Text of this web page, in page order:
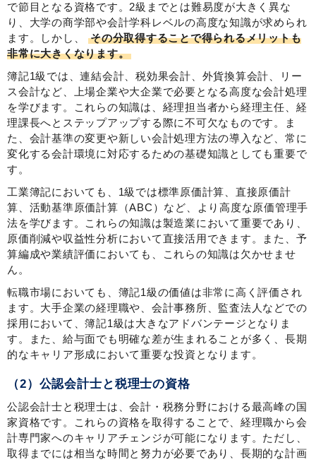
で節目となる資格です。2級までとは難易度が大きく異な
り、大学の商学部や会計学科レベルの高度な知識が求められ
ます。しかし、
その分取得することで得られるメリットも
非常に大きくなります。
簿記1級では、連結会計、税効果会計、外貨換算会計、リー
ス会計など、上場企業や大企業で必要となる高度な会計処理
を学びます。これらの知識は、経理担当者から経理主任、経
理課長へとステップアップする際に不可欠なものです。ま
た、会計基準の変更や新しい会計処理方法の導入など、常に
変化する会計環境に対応するための基礎知識としても重要で
す。
工業簿記においても、1級では標準原価計算、直接原価計
算、活動基準原価計算（ABC）など、より高度な原価管理手
法を学びます。これらの知識は製造業において重要であり、
原価削減や収益性分析において直接活用できます。また、予
算編成や業績評価においても、これらの知識は欠かせませ
ん。
転職市場においても、簿記1級の価値は非常に高く評価され
ます。大手企業の経理職や、会計事務所、監査法人などでの
採用において、簿記1級は大きなアドバンテージとなりま
す。また、給与面でも明確な差が生まれることが多く、長期
的なキャリア形成において重要な投資となります。
（2）公認会計士と税理士の資格
公認会計士と税理士は、会計・税務分野における最高峰の国
家資格です。これらの資格を取得することで、経理職から会
計専門家へのキャリアチェンジが可能になります。ただし、
取得までには相当な時間と努力が必要であり、長期的な計画